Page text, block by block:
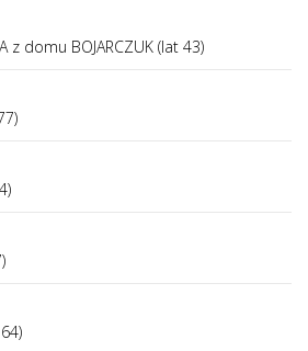
z domu BOJARCZUK (lat 43)